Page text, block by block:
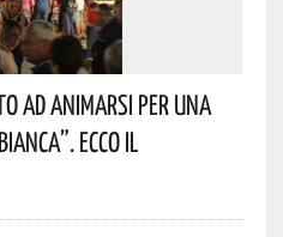
Ad Animarsi Per Una
Ecco Il